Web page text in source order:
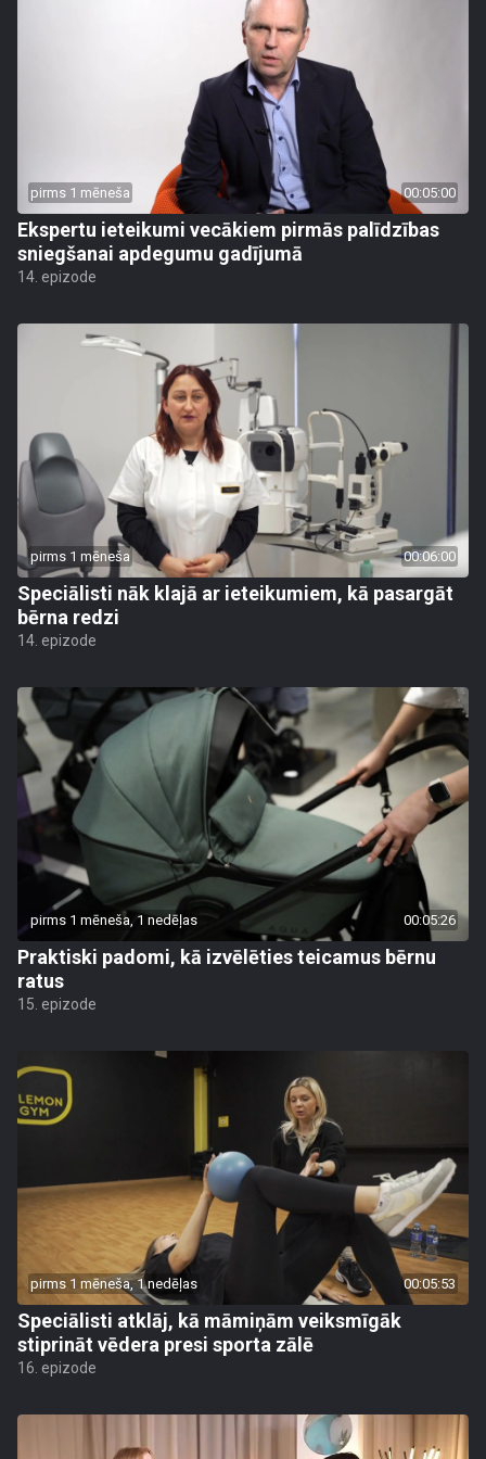
pirms 1 mēneša 00:05:00
Ekspertu ieteikumi vecākiem pirmās palīdzības
sniegšanai apdegumu gadījumā
14. epizode
pirms 1 mēneša 00:06:00
Speciālisti nāk klajā ar ieteikumiem, kā pasargāt
bērna redzi
14. epizode
pirms 1 mēneša, 1 nedēļas 00:05:26
Praktiski padomi, kā izvēlēties teicamus bērnu
ratus
15. epizode
pirms 1 mēneša, 1 nedēļas 00:05:53
Speciālisti atklāj, kā māmiņām veiksmīgāk
stiprināt vēdera presi sporta zālē
16. epizode